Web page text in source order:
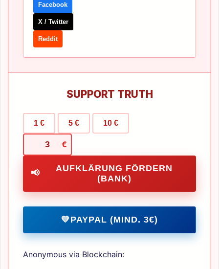
Facebook
X / Twitter
Reddit
SUPPORT TRUTH
1 € 5 € 10 €
€
📢
AUFKLÄRUNG FÖRDERN
(BANK)
💛PAYPAL (MIND. 3€)
Anonymous via Blockchain: